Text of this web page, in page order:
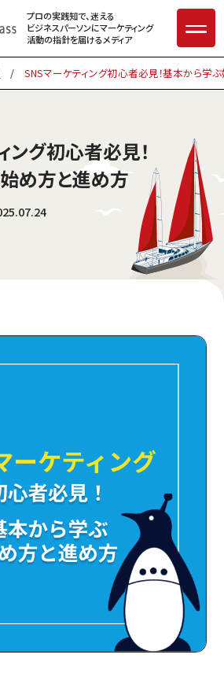
プロの実践知で、迷える
ビジネスパーソンにマーケティング
活動の指針を届けるメディア
/SNSマーケティング初心者必見！基本から学
ング初心者必見！
め方と進め方